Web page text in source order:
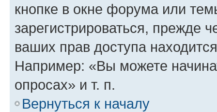
кнопке в окне форума или
зарегистрироваться, прежде
ваших прав доступа
Например: «Вы можете
опросах» и т. п.
Вернуться к началу